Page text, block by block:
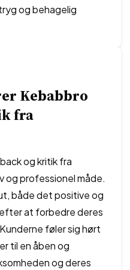
og behagelig
Kebabbro
fra
og kritik fra
og professionel måde.
både det positive og
at forbedre deres
føler sig hørt
til en åben og
og deres